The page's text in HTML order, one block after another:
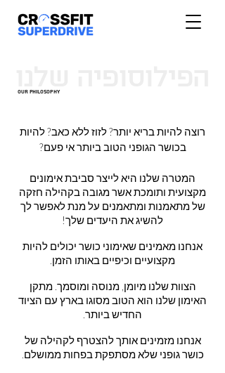
Our Philosophy
רוצה להיות בריא יותר? לזוז ללא כאב? להיות
בכושר הגופני הטוב ביותר אי פעם?
המטרה שלנו היא לייצר סביבת אימונים
מקצועית ותומכת אשר מגובה בקהילה חזקה
של מתאמנות ומתאמנים על מנת לאפשר לך
להשיג את היעדים שלך!
אנחנו מאמינים שאימוני כושר יכולים להיות
מקצועיים וכיפיים באותו הזמן.
הצוות שלנו מיומן, מנוסה ומוסמך. מתקן
האימון שלנו הוא הטוב מסוגו בארץ עם הציוד
החדיש ביותר.
אנחנו מזמינים אותך להצטרף לקהילה של
כושר גופני שלא מסתפקת בפחות ממושלם.